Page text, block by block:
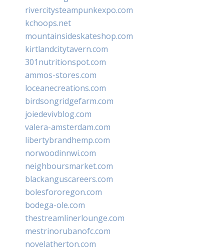
rivercitysteampunkexpo.com
kchoops.net
mountainsideskateshop.com
kirtlandcitytavern.com
301nutritionspot.com
ammos-stores.com
loceanecreations.com
birdsongridgefarm.com
joiedevivblog.com
valera-amsterdam.com
libertybrandhemp.com
norwoodinnwi.com
neighboursmarket.com
blackanguscareers.com
bolesfororegon.com
bodega-ole.com
thestreamlinerlounge.com
mestrinorubanofc.com
novelatherton.com